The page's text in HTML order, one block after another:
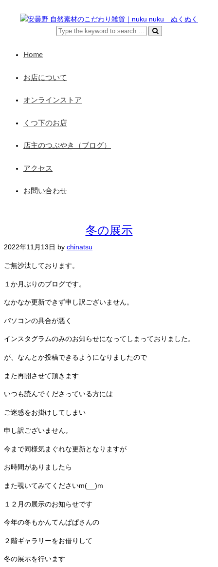
Home
お店について
オンラインストア
くつ下のお店
店主のつぶやき（ブログ）
アクセス
お問い合わせ
冬の展示
2022年11月13日 by chinatsu
ご無沙汰しております。
１か月ぶりのブログです。
なかなか更新できず申し訳ございません。
パソコンの具合が悪く
インスタグラムのみのお知らせになってしまっておりました。
が、なんとか投稿できるようになりましたので
また再開させて頂きます
いつも読んでくださっている方には
ご迷惑をお掛けしてしまい
申し訳ございません。
今まで同様気まぐれな更新となりますが
お時間がありましたら
また覗いてみてくださいm(__)m
１２月の展示のお知らせです
今年の冬もかんてんぱぱさんの
２階ギャラリーをお借りして
冬の展示を行います